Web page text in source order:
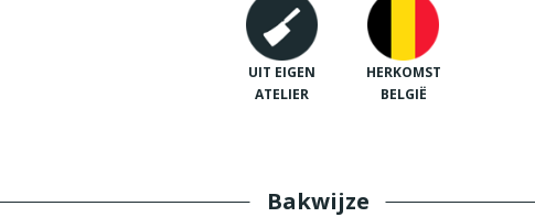
UIT EIGEN
ATELIER
HERKOMST
BELGIË
Bakwijze